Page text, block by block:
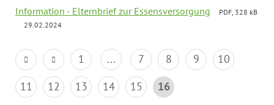
Information - Elternbrief zur Essensversorgung
PDF, 328 kB
29.02.2024
1 ... 7 8 9
10
11
12 13 14 15 16